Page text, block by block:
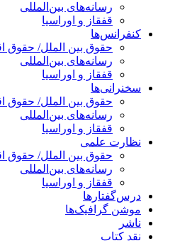
رسانه‌های بین‌المللی
قفقاز و اوراسیا
کنفرانس‌ها
حقوق بین الملل/ حقوق
رسانه‌های بین‌المللی
قفقاز و اوراسیا
سخنرانی‌ها
حقوق بین الملل/ حقوق
رسانه‌های بین‌المللی
قفقاز و اوراسیا
نظارت علمی
حقوق بین الملل/ حقوق
رسانه‌های بین‌المللی
قفقاز و اوراسیا
درس‌گفتارها
موشن گرافیک‌ها
ناشر
نقد کتاب